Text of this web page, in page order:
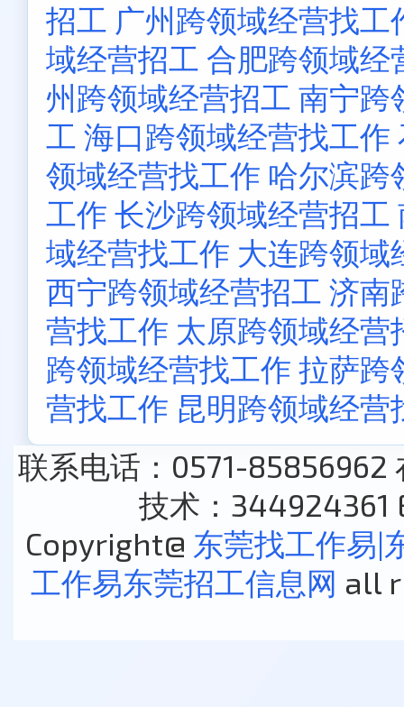
招工 广州跨领域经营找工
域经营招工 合肥跨领域经
州跨领域经营招工 南宁跨
工 海口跨领域经营找工作
领域经营找工作 哈尔滨跨
工作 长沙跨领域经营招工
域经营找工作 大连跨领域
西宁跨领域经营招工 济南
营找工作 太原跨领域经营
跨领域经营找工作 拉萨跨
营找工作 昆明跨领域经营
联系电话：0571-85856962
技术：344924361
Copyright@ 东莞找工作易|
工作易东莞招工信息网 all